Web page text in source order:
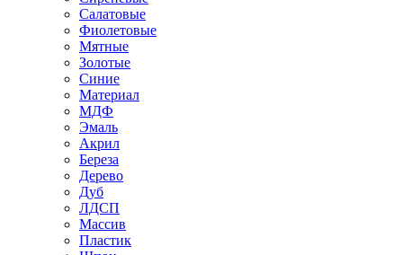
Салатовые
Фиолетовые
Мятные
Золотые
Синие
Материал
МДФ
Эмаль
Акрил
Береза
Дерево
Дуб
ЛДСП
Массив
Пластик